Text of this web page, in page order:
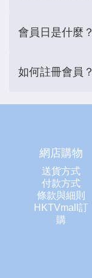
會員日是什麼？
如何註冊會員？
網店購物
送貨方式
付款方式
條款與細則
HKTVmall訂
購